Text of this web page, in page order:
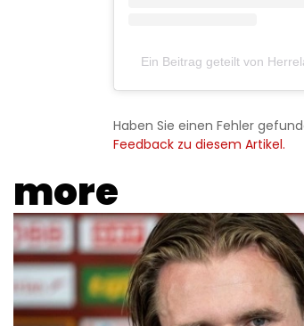
Ein Beitrag geteilt von
Haben Sie einen Fehler
Feedback zu diesem Artikel.
more